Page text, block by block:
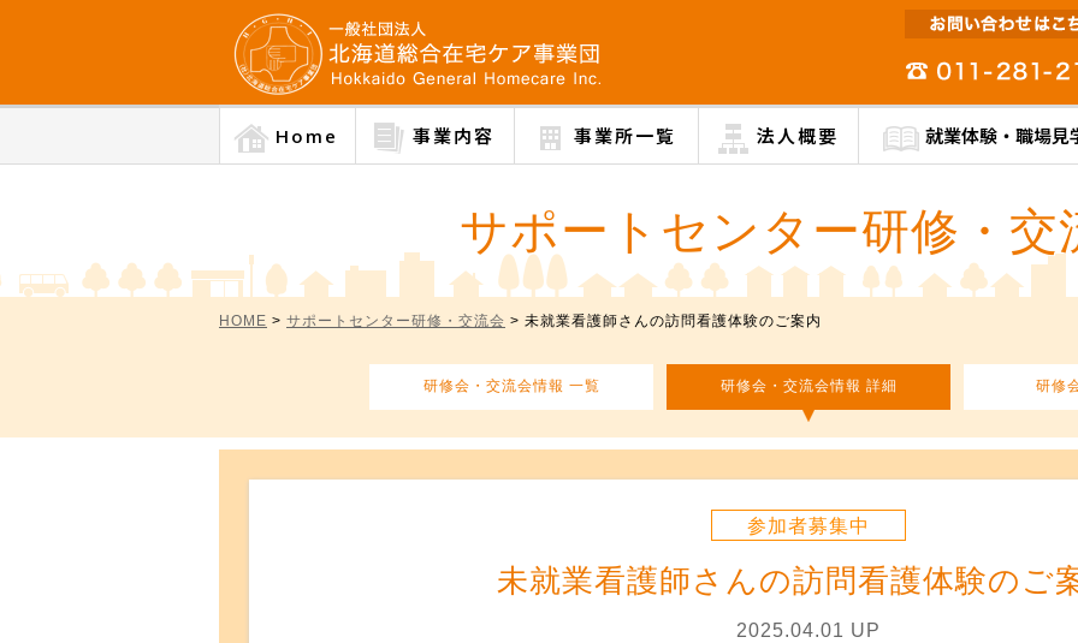
Home 事業内容 事業所一覧 法人概要 就業体験・職場見
サポートセンター研修・交
HOME > サポートセンター研修・交流会 > 未就業看護師さんの訪問看護体験のご案内
研修会・交流会情報 一覧 研修会・交流会情報 詳細 研修
参加者募集中
未就業看護師さんの訪問看護体験のご
2025.04.01 UP